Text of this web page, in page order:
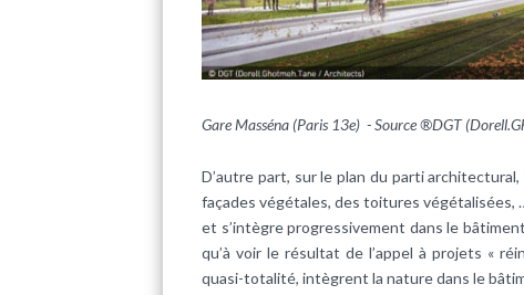
Gare Masséna (Paris 13e) - Source ®DGT
D’autre part, sur le plan du parti
façades végétales, des toitures végétalisées,
et s’intègre progressivement dans le
qu’à voir le résultat de l’appel à projets «
quasi-totalité, intègrent la nature dans le